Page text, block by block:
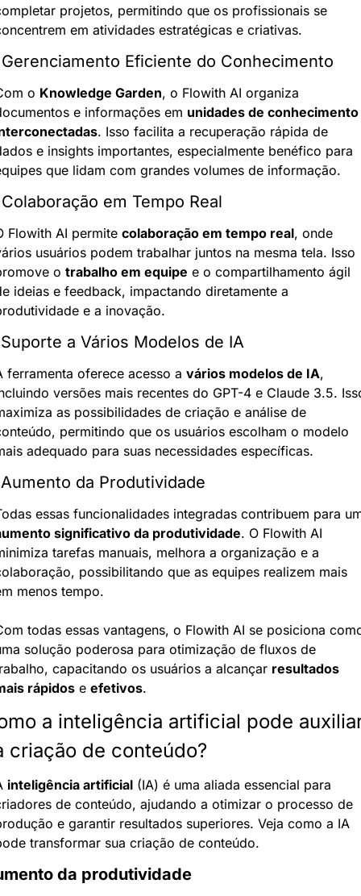
projetos, permitindo que os profissionais se
em atividades estratégicas e criativas.
Eficiente do Conhecimento
o Knowledge Garden, o Flowith AI organiza
e informações em unidades de conhecimento
. Isso facilita a recuperação rápida de
e insights importantes, especialmente benéfico para
que lidam com grandes volumes de informação.
em Tempo Real
Flowith AI permite colaboração em tempo real, onde
usuários podem trabalhar juntos na mesma tela. Isso
o trabalho em equipe e o compartilhamento ágil
ideias e feedback, impactando diretamente a
e a inovação.
a Vários Modelos de IA
ferramenta oferece acesso a vários modelos de IA,
versões mais recentes do GPT-4 e Claude 3.5.
as possibilidades de criação e análise de
permitindo que os usuários escolham o modelo
adequado para suas necessidades específicas.
da Produtividade
significativo da produtividade. O Flowith AI
tarefas manuais, melhora a organização e a
possibilitando que as equipes realizem mais
menos tempo.
todas essas vantagens, o Flowith AI se posiciona
solução poderosa para otimização de fluxos de
capacitando os usuários a alcançar resultados
rápidos e efetivos.
a inteligência artificial pode
criação de conteúdo?
inteligência artificial (IA) é uma aliada essencial para
de conteúdo, ajudando a otimizar o processo de
e garantir resultados superiores. Veja como a IA
transformar sua criação de conteúdo.
da produtividade